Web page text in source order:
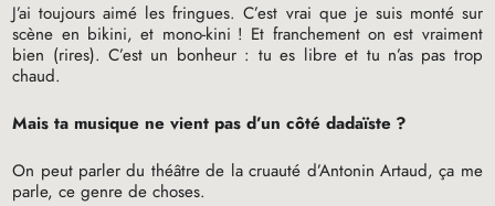
J’ai toujours aimé les fringues. C’est vrai que je suis monté sur
scène en bikini, et mono-kini ! Et franchement on est vraiment
bien (rires). C’est un bonheur : tu es libre et tu n’as pas trop
chaud.
Mais ta musique ne vient pas d’un côté dadaïste ?
On peut parler du théâtre de la cruauté d’Antonin Artaud, ça me
parle, ce genre de choses.